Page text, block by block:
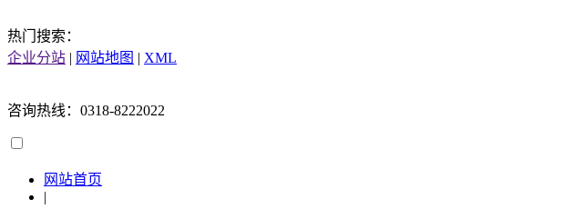
热门搜索：
企业分站 | 网站地图 | XML
咨询热线：0318-8222022
网站首页
|